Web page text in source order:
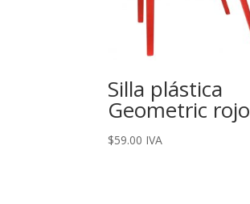
Silla plástica
Geometric rojo
$59.00 IVA